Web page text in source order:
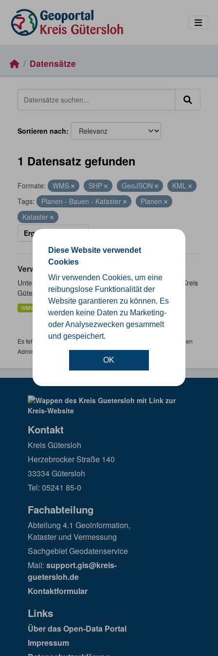
Diese Website verwendet
Cookies
Wir verwenden Cookies, um eine
reibungslose Funktionalität der
Website garantieren zu können. Es
werden keine Daten zu Marketing-
oder Analysezwecken gesammelt
und gespeichert.
OK
Datensätze
Sortieren nach
1 Datensatz gefunden
Formate: WMS SHP GeoJSON
KML
Tags:
Planen - Bauen - Kataster
Planen
Kataster
Ergebnisse filtern
Verwaltungsgrenzen
Unterschiedliche Ebenen der Verwaltungsgrenzen im Kreis
Gütersloh
WMS GeoJSON KML
Es fehlen spezifische Datensätze? Wenden Sie sich bitte an einen
Administrator unter:support.gis@kreis-guetersloh.de
Kontakt
Kreis Gütersloh
Herzebrocker Straße 140
33334 Gütersloh
Tel: 05241 85-0
Fachabteilung
Abteilung 4.1 Geoinformation,
Kataster und Vermessung
Sachgebiet Geodatenservice
Mail: support.gis@kreis-
guetersloh.de
Kontaktformular
Links
Über das Open-Data Portal
Impressum